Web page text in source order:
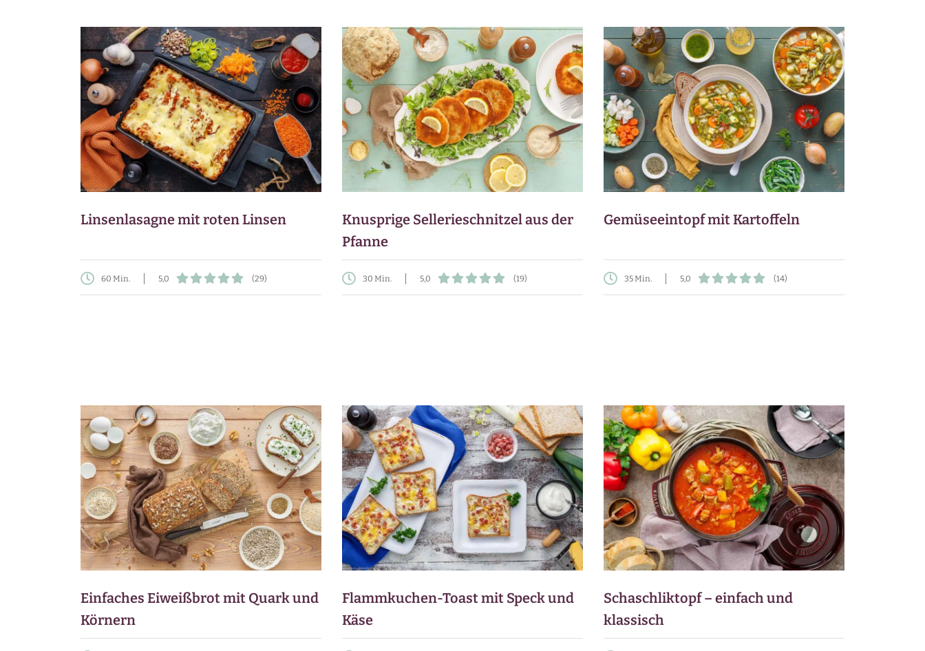
Linsenlasagne mit roten Linsen
60 Min. 5,0 (29)
Knusprige Sellerieschnitzel aus der
Pfanne
30 Min. 5,0 (19)
Gemüseeintopf mit Kartoffeln
35 Min. 5,0 (14)
Einfaches Eiweißbrot mit Quark und
Körnern
Flammkuchen-Toast mit Speck und
Käse
Schaschliktopf – einfach und
klassisch